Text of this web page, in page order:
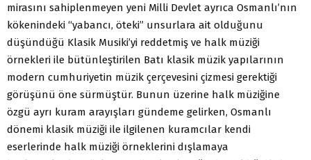
mirasını sahiplenmeyen yeni Milli Devlet ayrıca Osmanlı’nın
kökenindeki “yabancı, öteki” unsurlara ait olduğunu
düşündüğü Klasik Musiki’yi reddetmiş ve halk müziği
örnekleri ile bütünleştirilen Batı klasik müzik yapılarının
modern cumhuriyetin müzik çerçevesini çizmesi gerektiği
görüşünü öne sürmüştür. Bunun üzerine halk müziğine
özgü ayrı kuram arayışları gündeme gelirken, Osmanlı
dönemi klasik müziği ile ilgilenen kuramcılar kendi
eserlerinde halk müziği örneklerini dışlamaya